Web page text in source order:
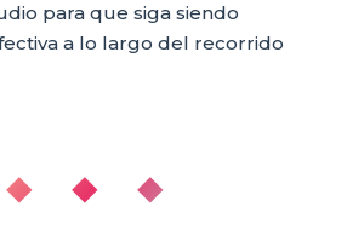
para que siga siendo
a lo largo del recorrido
◆ ◆ ◆